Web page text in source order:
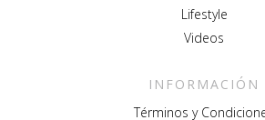
Lifestyle
Videos
INFORMACIÓN
Términos y